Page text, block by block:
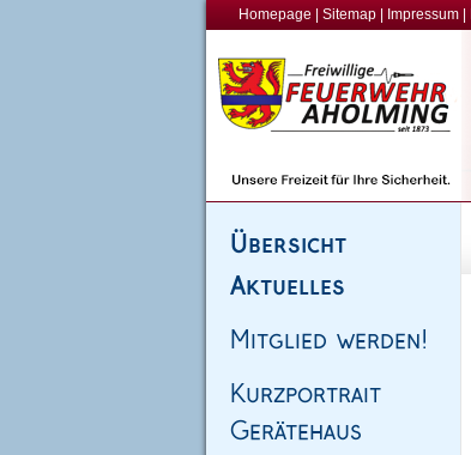
Homepage Sitemap Impressum